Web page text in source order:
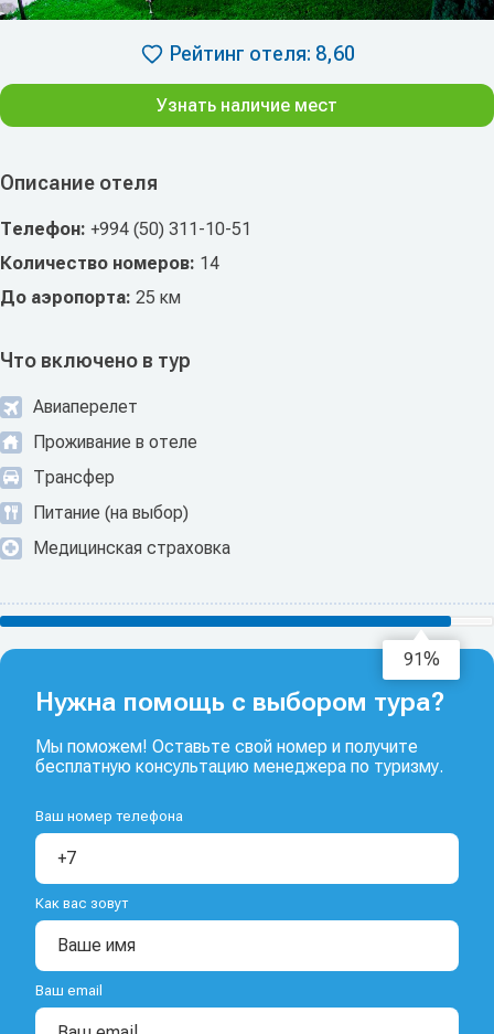
Описание отеля
Телефон: +994 (50) 311-10-51
Количество номеров: 14
До аэропорта: 25 км
Что включено в тур
Авиаперелет
Проживание в отеле
Трансфер
Питание (на выбор)
Медицинская страховка
Рейтинг отеля: 8,60
Узнать наличие мест
93%
Нужна помощь с выбором тура?
Мы поможем! Оставьте свой номер и получите
бесплатную консультацию менеджера по туризму.
Ваш номер телефона
Как вас зовут
Ваш email